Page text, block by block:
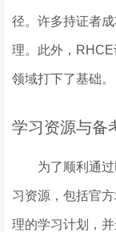
径。许多持证者
理。此外，
领域打下了基础。
学习资源与备
为了顺利通
习资源，包括官
理的学习计划，